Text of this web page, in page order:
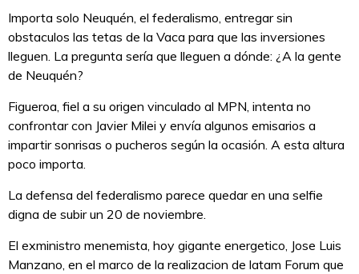
Importa solo Neuquén, el federalismo, entregar sin
obstaculos las tetas de la Vaca para que las inversiones
lleguen. La pregunta sería que lleguen a dónde: ¿A la gente
de Neuquén?
Figueroa, fiel a su origen vinculado al MPN, intenta no
confrontar con Javier Milei y envía algunos emisarios a
impartir sonrisas o pucheros según la ocasión. A esta altura
poco importa.
La defensa del federalismo parece quedar en una selfie
digna de subir un 20 de noviembre.
El exministro menemista, hoy gigante energetico, Jose Luis
Manzano, en el marco de la realizacion de latam Forum que